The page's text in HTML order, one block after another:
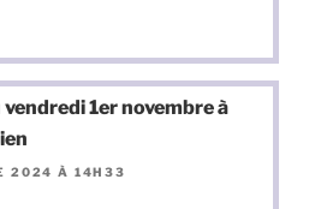
1er novembre à
2024 À 14H33